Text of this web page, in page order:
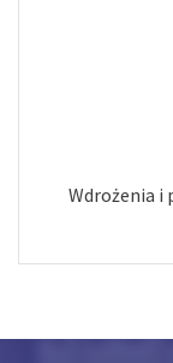
Wdrożenia